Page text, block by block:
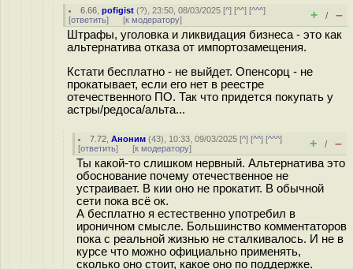
6.66 ,pofigist (?), 23:50, 08/03/2025 [^] [^^] [^^^]
[ответить] [к модератору] + / –
Штрафы, уголовка и ликвидация бизнеса - это как
альтернатива отказа от импортозамещения.
Кстати бесплатно - не выйдет. Опенсорц - не
прокатывает, если его нет в реестре
отечественного ПО. Так что придется покупать у
астры/редоса/альта...
7.72 ,Аноним (43), 10:33, 09/03/2025 [^] [^^] [^^^]
[ответить] [к модератору] + / –
Ты какой-то слишком нервный. Альтернатива это
обоснование почему отечественное не
устраивает. В кии оно не прокатит. В обычной
сети пока всё ок.
А бесплатно я естественно употребил в
ироничном смысле. Большинство комментаторов
пока с реальной жизнью не сталкивалось. И не в
курсе что можно официально применять,
сколько оно стоит, какое оно по поддержке.